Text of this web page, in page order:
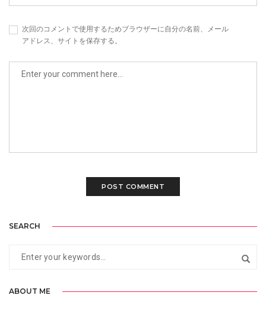
次回のコメントで使用するためブラウザーに自分の名前、メール
アドレス、サイトを保存する。
SEARCH
ABOUT ME